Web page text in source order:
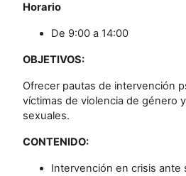
Horario
De 9:00 a 14:00
OBJETIVOS:
Ofrecer pautas de intervención
víctimas de violencia de género
sexuales.
CONTENIDO:
Intervención en crisis ante